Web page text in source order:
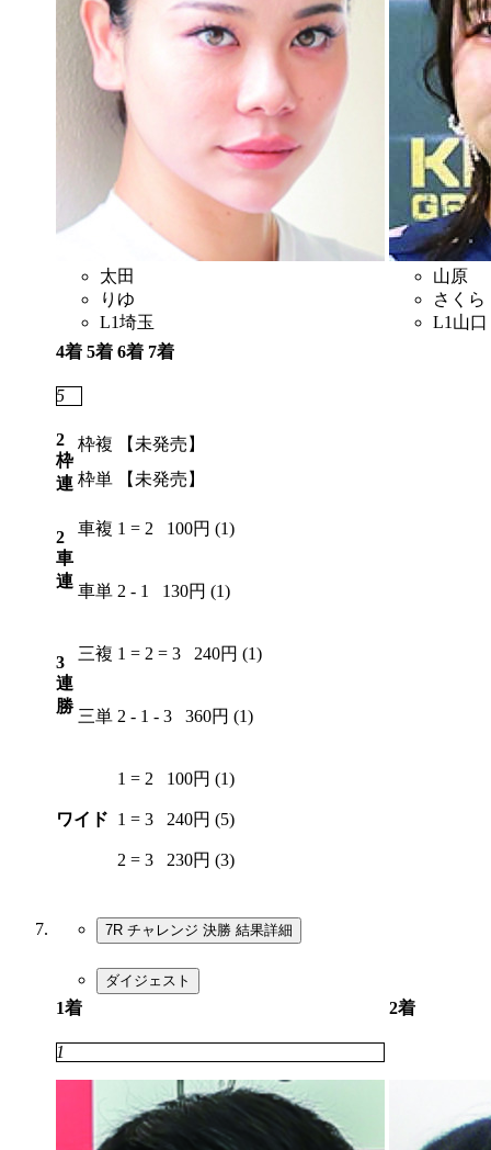
太田
りゆ
L1埼玉
山原
さくら
L1 山口
4着 5着 6着 7着
5
2
枠
連
枠複
【未発売】
枠単
【未発売】
2
車
連
車複 1 = 2 100円 (1)
車単 2 - 1 130円 (1)
3
連
勝
三複 1 = 2 = 3 240円 (1)
三単 2 - 1 - 3 360円 (1)
ワイド
1 = 2 100円 (1)
1 = 3 240円 (5)
2 = 3 230円 (3)
7R チャレンジ 決勝 結果詳細
ダイジェスト
1着 2着
1